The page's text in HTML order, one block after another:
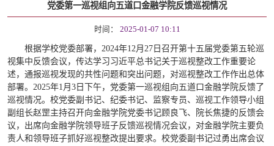
党委第一巡视组向五道口金融学院反馈巡视情况
时间： 2025-01-07 10:11
根据学校党委部署，2024年12月27日召开第十五届党委第五轮巡
视集中反馈会议，传达学习习近平总书记关于巡视整改工作重要论
述，通报巡视发现的共性问题和突出问题，对巡视整改工作作出总体
部署。2025年1月3日下午，党委第一巡视组向五道口金融学院反馈了
巡视情况。校党委副书记、纪委书记、监察专员、巡视工作领导小组
副组长赵罡主持召开向金融学院党委书记顾良飞、院长焦捷的反馈会
议，出席向金融学院领导班子反馈巡视情况会议，对金融学院主要负
责人和领导班子抓好巡视整改提出要求。校党委副书记过勇出席会议